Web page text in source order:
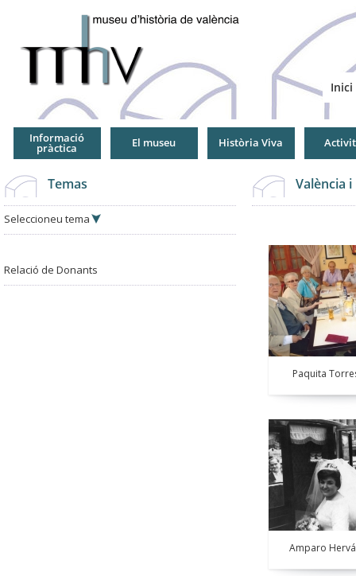
Inici
Informació
pràctica El museu Història Viva
Temas
Seleccioneu tema
Relació de Donants
València
Paquita
Amparo
Pàgines